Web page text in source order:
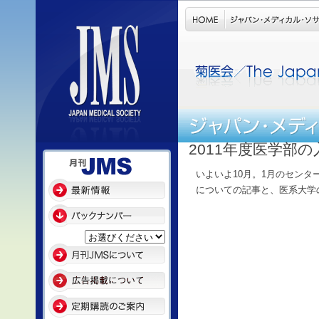
2011年度医学部
いよいよ10月。1月のセンタ
についての記事と、医系大